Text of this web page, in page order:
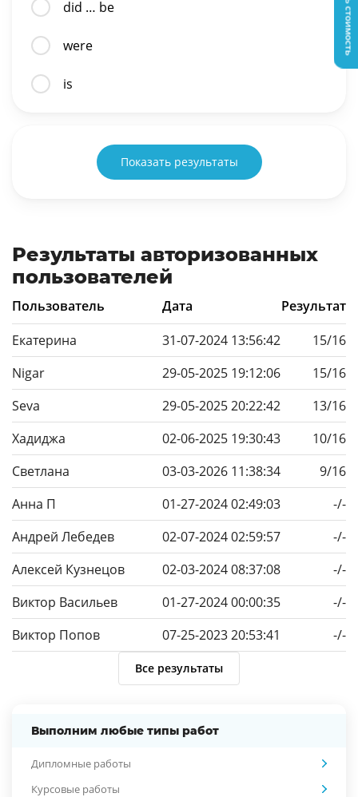
did … be
were
is
Показать результаты
Результаты авторизованных
пользователей
Пользователь Дата
Результат
Екатерина
31-07-2024 13:56:42
15/16
Nigar
29-05-2025 19:12:06
15/16
Seva
29-05-2025 20:22:42
13/16
Хадиджа
02-06-2025 19:30:43
10/16
Светлана
03-03-2026 11:38:34
9/16
Анна П
01-27-2024 02:49:03
-/-
Андрей Лебедев
02-07-2024 02:59:57
-/-
Алексей Кузнецов
02-03-2024 08:37:08
-/-
Виктор Васильев
01-27-2024 00:00:35
-/-
Виктор Попов
07-25-2023 20:53:41 -/-
Все результаты
Выполним любые типы работ
Дипломные работы
Курсовые работы